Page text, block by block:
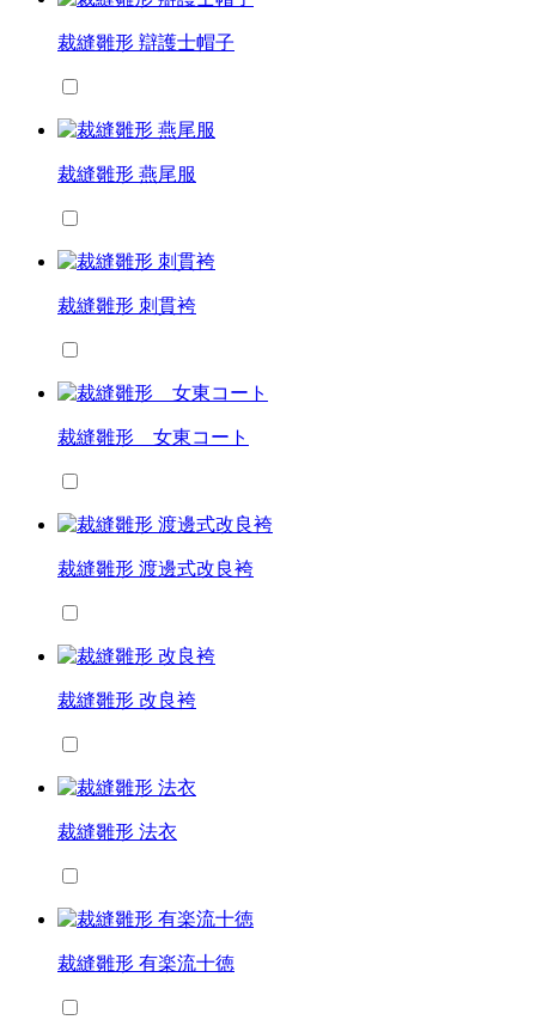
裁縫雛形 辯護士帽子
裁縫雛形 燕尾服
裁縫雛形 刺貫袴
裁縫雛形 女東コート
裁縫雛形 渡邊式改良袴
裁縫雛形 改良袴
裁縫雛形 法衣
裁縫雛形 有楽流十徳